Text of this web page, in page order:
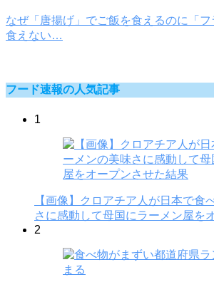
なぜ「唐揚げ」でご飯を食えるのに「
食えない…
フード速報の人気記事
1
【画像】クロアチア人が日本で食
さに感動して母国にラーメン屋を
2